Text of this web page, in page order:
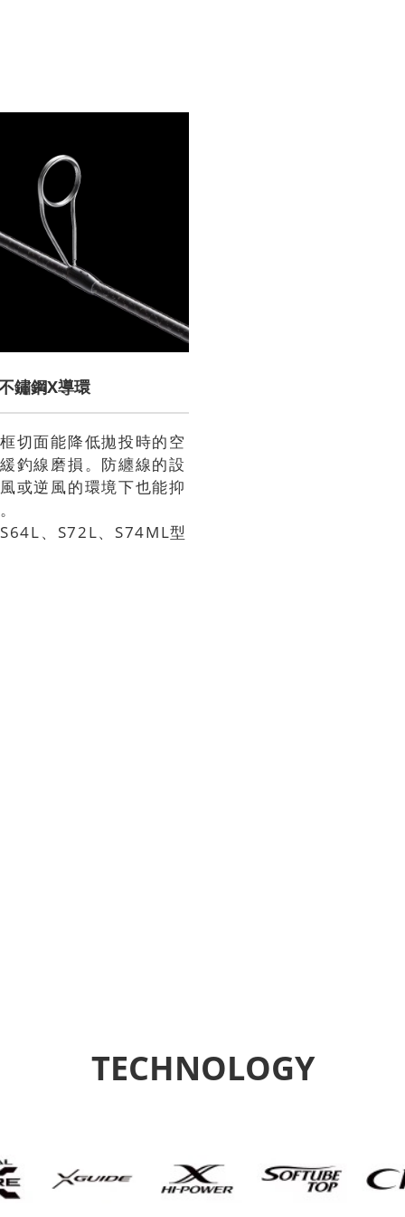
鏽鋼X導環
切面能降低拋投時的空
釣線磨損。防纏線的設
或逆風的環境下也能抑
、S72L、S74ML型
TECHNOLOGY